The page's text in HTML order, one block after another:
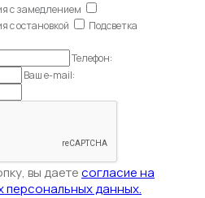
с замедлением
с остановкой
Подсветка
Телефон:
Ваш e-mail:
вы даетесогласие на
персональных данных.